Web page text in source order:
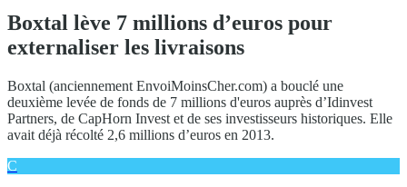
Boxtal lève 7 millions d’euros pour
externaliser les livraisons
Boxtal (anciennement EnvoiMoinsCher.com) a bouclé une
deuxième levée de fonds de 7 millions d'euros auprès d’Idinvest
Partners, de CapHorn Invest et de ses investisseurs historiques. Elle
avait déjà récolté 2,6 millions d’euros en 2013.
C